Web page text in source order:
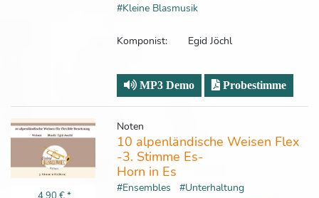
#Kleine Blasmusik
Komponist: Egid Jöchl
MP3 Demo Probestimme
Noten
10 alpenländische Weisen Flex
-3. Stimme Es-
Horn in Es
#Ensembles
#Unterhaltung